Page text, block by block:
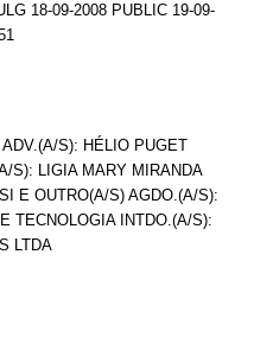
18-09-2008 PUBLIC 19-09-
S): HÉLIO PUGET
S): LIGIA MARY MIRANDA
E OUTRO(A/S) AGDO.(A/S):
TECNOLOGIA INTDO.(A/S):
LTDA